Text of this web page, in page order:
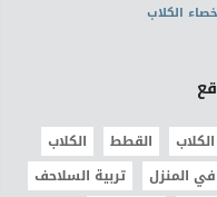
الكلاب
القطط
الكلاب
في المنزل
تربية السلاحف